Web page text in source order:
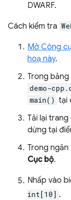
DWARF.
Cách kiểm tra
Mở Công
hoạ này.
Trong bảng
demo-
main() tại
Tải lại
dừng tại
Trong ngăn
Cục bộ.
Nhấp vào
int[10] .